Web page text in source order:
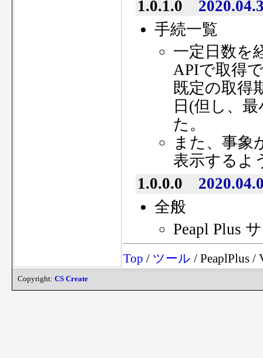
1.0.1.0
手続一覧
一定日数を
APIで取得
既定の取得
日(但し、
た。
また、事象
表示するよ
1.0.0.0
全般
Peapl Plus
Top / ツール / PeaplPlus /
Copyright:CS Create